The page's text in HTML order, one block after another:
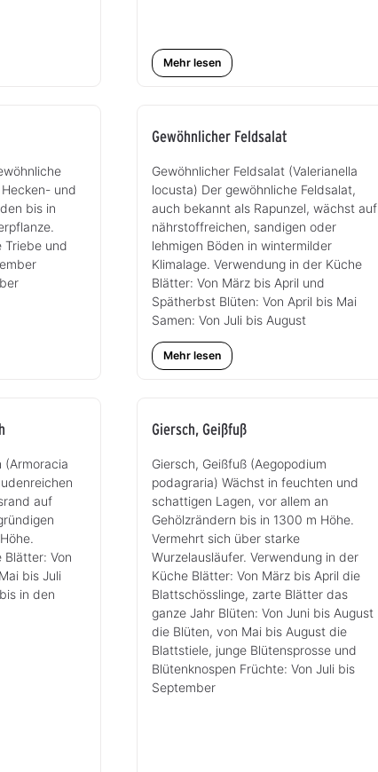
Mehr lesen
und
bis in
Triebe und
Gewöhnlicher Feldsalat
Gewöhnlicher Feldsalat (Valerianella
locusta) Der gewöhnliche Feldsalat,
auch bekannt als Rapunzel, wächst auf
nährstoffreichen, sandigen oder
lehmigen Böden in wintermilder
Klimalage. Verwendung in der Küche
Blätter: Von März bis April und
Spätherbst Blüten: Von April bis Mai
Samen: Von Juli bis August
Mehr lesen
(Armoracia
auf
Blätter: Von
bis Juli
in den
Giersch, Geißfuß
Giersch, Geißfuß (Aegopodium
podagraria) Wächst in feuchten und
schattigen Lagen, vor allem an
Gehölzrändern bis in 1300 m Höhe.
Vermehrt sich über starke
Wurzelausläufer. Verwendung in der
Küche Blätter: Von März bis April die
Blattschösslinge, zarte Blätter das
ganze Jahr Blüten: Von Juni bis August
die Blüten, von Mai bis August die
Blattstiele, junge Blütensprosse und
Blütenknospen Früchte: Von Juli bis
September